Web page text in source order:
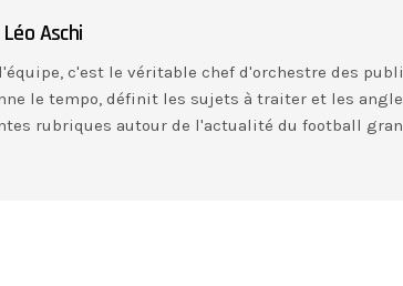
Léo Aschi
c'est le véritable chef d'orchestre des
le tempo, définit les sujets à traiter et les
rubriques autour de l'actualité du football